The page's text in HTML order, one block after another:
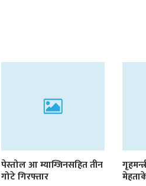
पेस्तोल आ म्याग्जिनसहित तीन
गोटे गिरफ्तार